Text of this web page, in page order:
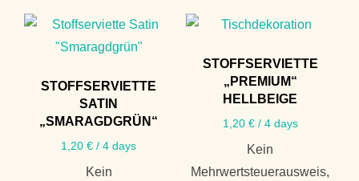
STOFFSERVIETTE
SATIN
„SMARAGDGRÜN“
1,20€ / 4 days
Kein
STOFFSERVIETTE
„PREMIUM“
HELLBEIGE
1,20 €/ 4 days
Kein
Mehrwertsteuerausweis,